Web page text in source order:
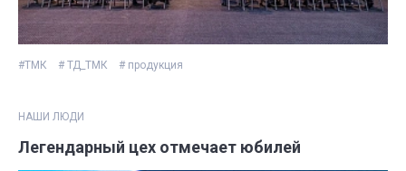
#ТМК # ТД_ТМК # продукция
НАШИ ЛЮДИ
Легендарный цех отмечает юбилей